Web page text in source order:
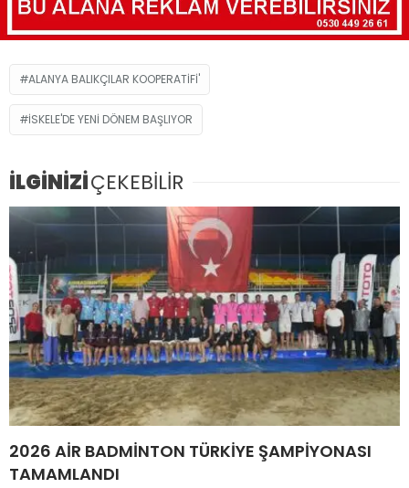
ALANYA BALIKÇILAR KOOPERATIFI'
İSKELE'DE YENİ DÖNEM BAŞLIYOR
İLGİNİZİÇEKEBİLİR
2026 AİR BADMİNTON TÜRKİYE ŞAMPİYONASI
TAMAMLANDI